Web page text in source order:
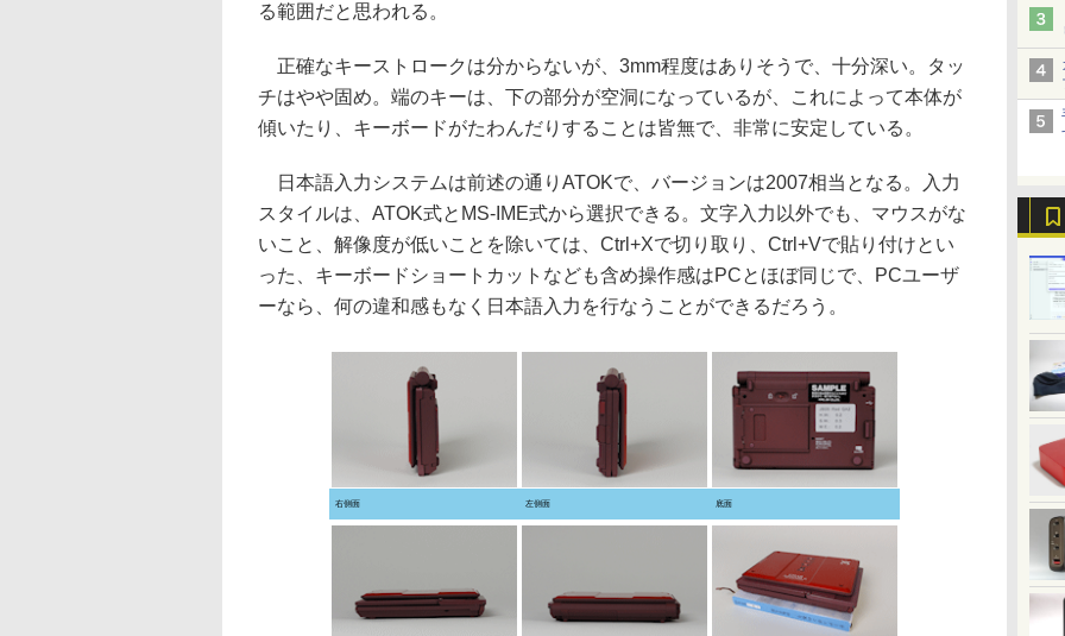
る範囲だと思われる。
正確なキーストロークは分からないが、3mm程度はありそうで、十分深い。タッ
チはやや固め。端のキーは、下の部分が空洞になっているが、これによって本体が
傾いたり、キーボードがたわんだりすることは皆無で、非常に安定している。
日本語入力システムは前述の通りATOKで、バージョンは2007相当となる。入力
スタイルは、ATOK式とMS-IME式から選択できる。文字入力以外でも、マウスがな
いこと、解像度が低いことを除いては、Ctrl+Xで切り取り、Ctrl+Vで貼り付けとい
った、キーボードショートカットなども含め操作感はPCとほぼ同じで、PCユーザ
ーなら、何の違和感もなく日本語入力を行なうことができるだろう。
右側面 左側面 底面